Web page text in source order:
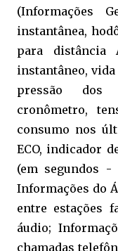
(Informações
instantânea,
para distância
instantâneo,
pressão dos
cronômetro,
consumo nos
ECO, indicador
(em segundos -
Informações do
entre estações
áudio;
chamadas